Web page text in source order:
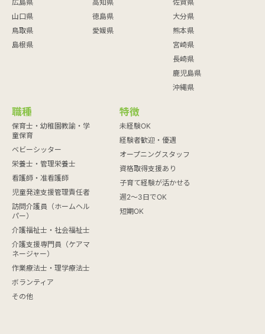
広島県
山口県
鳥取県
島根県
高知県
徳島県
愛媛県
佐賀県
大分県
熊本県
宮崎県
長崎県
鹿児島県
沖縄県
職種
保育士・幼稚園教諭・学
童保育
ベビーシッター
栄養士・管理栄養士
看護師・准看護師
児童発達支援管理責任者
訪問介護員（ホームヘル
パー）
介護福祉士・社会福祉士
介護支援専門員（ケアマ
ネージャー）
作業療法士・理学療法士
ボランティア
その他
特徴
未経験OK
経験者歓迎・優遇
オープニングスタッフ
資格取得支援あり
子育て経験が活かせる
週2～3日でOK
短期OK